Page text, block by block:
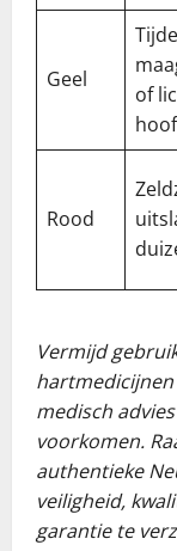
Geel
of
Rood
Vermijd
medisch
voorkomen.
authentieke
veiligheid,
garantie te